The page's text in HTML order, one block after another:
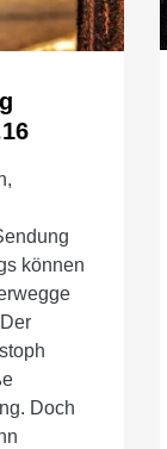
können
Doch